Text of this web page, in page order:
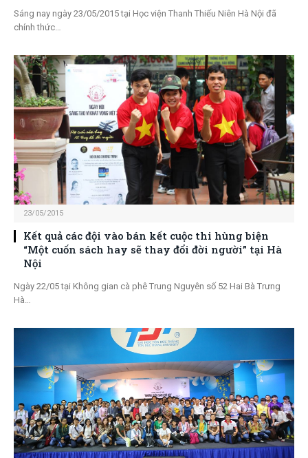
Sáng nay ngày 23/05/2015 tại Học viện Thanh Thiếu Niên Hà Nội đã
chính thức…
23/05/2015
Kết quả các đội vào bán kết cuộc thi hùng biện
“Một cuốn sách hay sẽ thay đổi đời người” tại Hà
Nội
Ngày 22/05 tại Không gian cà phê Trung Nguyên số 52 Hai Bà Trưng
Hà…